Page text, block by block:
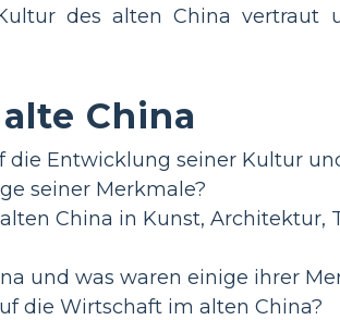
des alten China
China
Entwicklung seiner Kultur
seiner Merkmale?
China in Kunst, Architektur,
und was waren einige ihrer
die Wirtschaft im alten China?